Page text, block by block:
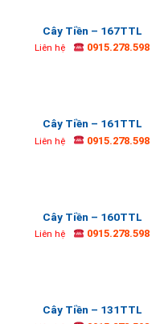
Cây Tiền – 167TTL
Liên hệ 0915.278.598
Cây Tiền – 161TTL
Liên hệ 0915.278.598
Cây Tiền – 160TTL
Liên hệ 0915.278.598
Cây Tiền – 131TTL